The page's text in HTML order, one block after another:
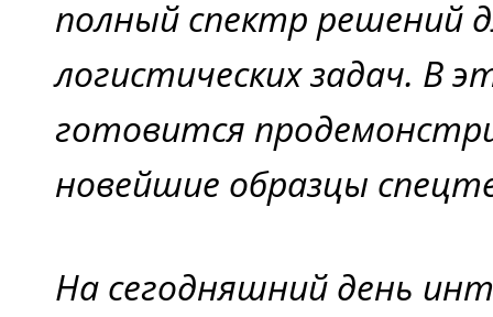
полный спектр решений
логистических задач. В
готовится
новейшие образцы
На сегодняшний день